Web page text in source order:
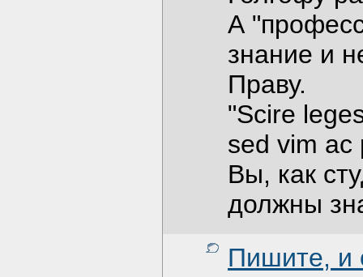
А
знание и
Праву.
"Scire
sed vim ac
Вы, как
должны
Пишите, и